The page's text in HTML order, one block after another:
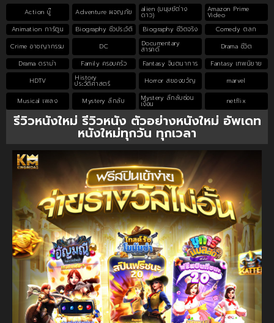
Action บู๊ Adventure ผจญภัย alien (มนุษย์ต่าง
ดาว)
Amazon Prime
Video
Animation การ์ตูน
Biography ชีวประวัติ Biography ชีวิตจริง
Comedy ตลก
Crime อาชญากรรม
DC Documentary
สารคดี
Drama ชีวิต
Drama ดราม่า
Family ครอบครัว Fantasy จินตนาการ
Fantasy เทพนิยาย
HDTV
History
ประวัติศาสตร์ Horror สยองขวัญ marvel
Musical เพลง Mystery ลึกลับ Mystery ลึกลับซ่อน
เงื่อน netflix
รีวิวหนังใหม่ รีวิวหนัง ตัวอย่างหนังใหม่ อัพเดท
หนังใหม่ทุกวัน ทุกเวลา